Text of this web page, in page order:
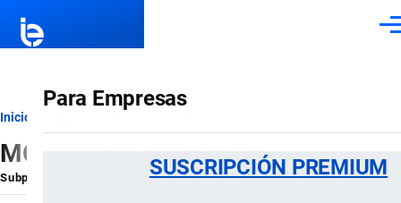
Para Empresas
SUSCRIPCIÓN PREMIUM
Ruta
de
navegación
Inicio
MC-1BK101-4 Make Up
Subpartida Arancelaria porImportaciones …, 25 Febrero, 2025